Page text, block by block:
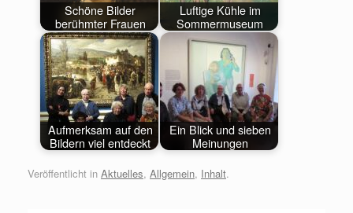
Schöne Bilder
berühmter Frauen
Luftige Kühle im
Sommermuseum
Aufmerksam auf den
Bildern viel entdeckt
Ein Blick und sieben
Meinungen
Veröffentlicht in Aktuelles, Allgemein, Inhalt.